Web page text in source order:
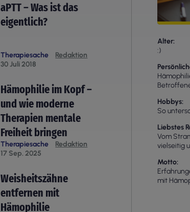
aPTT – Was ist das
eigentlich?
Therapiesache
Redaktion
30 Juli 2018
Hämophilie im Kopf –
und wie moderne
Therapien mentale
Freiheit bringen
Therapiesache
Redaktion
17 Sep. 2025
Weisheitszähne
entfernen mit
Hämophilie
Alter
:)
Hobbys
So
Liebstes
Vom
vielseitig
Motto
mit